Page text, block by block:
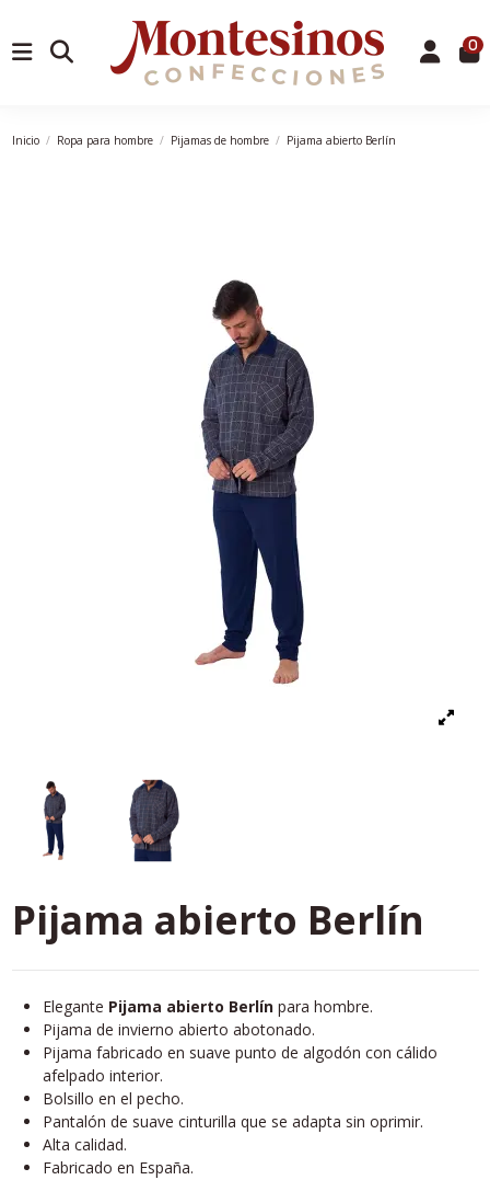
0
Inicio Ropa para hombre Pijamas de hombre Pijama abierto Berlín
Pijama abierto Berlín
Elegante Pijama abierto Berlínpara hombre.
Pijama de invierno abierto abotonado.
Pijama fabricado en suave punto de algodón con cálido
afelpado interior.
Bolsillo en el pecho.
Pantalón de suave cinturilla que se adapta sin oprimir.
Alta calidad.
Fabricado en España.